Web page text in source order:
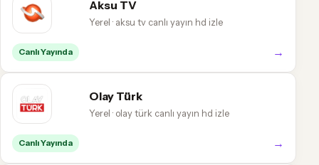
Aksu TV
Yerel · aksu tv canlı yayın hd izle
Canlı Yayında →
Olay Türk
Yerel · olay türk canlı yayın hd izle
Canlı Yayında →